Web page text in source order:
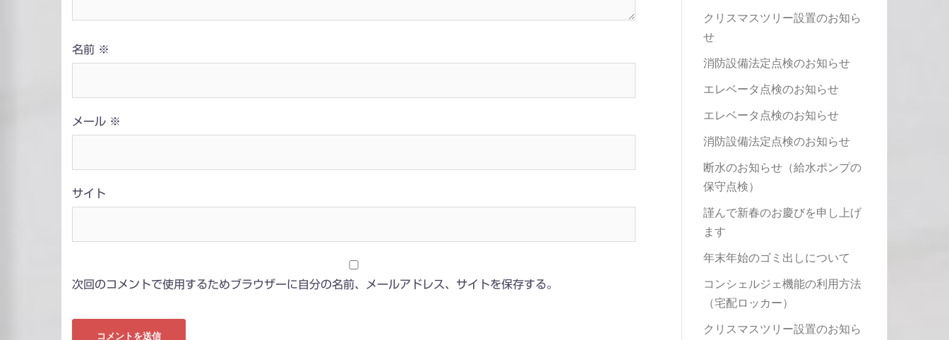
名前 ※
メール ※
サイト
次回のコメントで使用するためブラウザーに自分の名前、メールアドレス、サイトを保存する。
クリスマスツリー設置のお知ら
せ
消防設備法定点検のお知らせ
エレベータ点検のお知らせ
エレベータ点検のお知らせ
消防設備法定点検のお知らせ
断水のお知らせ（給水ポンプの
保守点検）
謹んで新春のお慶びを申し上げ
ます
年末年始のゴミ出しについて
コンシェルジェ機能の利用方法
（宅配ロッカー）
クリスマスツリー設置のお知ら